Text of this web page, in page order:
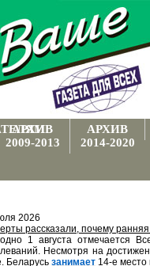
АРХИВ
2009-2013
АРХИВ
2014-2020
2026
рассказали, почему
1 августа отмечается
Несмотря на
Беларусь занимает 14-е место